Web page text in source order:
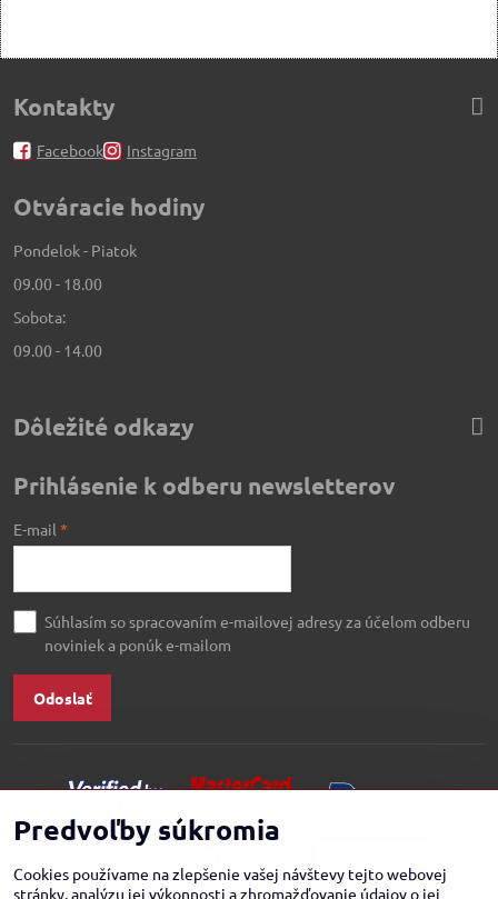
Kontakty
Facebook Instagram
Otváracie hodiny
Pondelok - Piatok
09.00 - 18.00
Sobota:
09.00 - 14.00
Dôležité odkazy
Prihlásenie k odberu newsletterov
E-mail *
Súhlasím so spracovaním e-mailovej adresy za účelom odberu
noviniek a ponúk e-mailom
Odoslať
Predvoľby súkromia
Cookies používame na zlepšenie vašej návštevy tejto webovej
stránky, analýzu jej výkonnosti a zhromažďovanie údajov o jej